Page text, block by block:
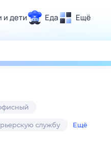
и дети Еда Ещё
и отдых
службу Ещё